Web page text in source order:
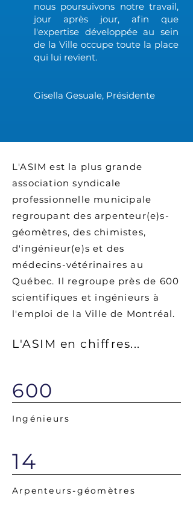
nous poursuivons notre travail,
jour après jour, afin que
l'expertise développée au sein
de la Ville occupe toute la place
qui lui revient.
Gisella Gesuale, Présidente
L'ASIM est la plus grande
association syndicale
professionnelle municipale
regroupant des arpenteur(e)s-
géomètres, des chimistes,
d'ingénieur(e)s et des
médecins-vétérinaires au
Québec. Il regroupe près de 600
scientifiques et ingénieurs à
l'emploi de la Ville de Montréal.
L'ASIM en chiffres...
600
Ingénieurs
14
Arpenteurs-géomètres